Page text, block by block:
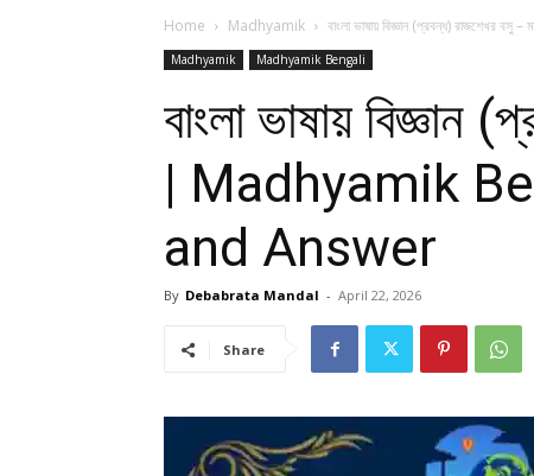
Home Madhyamik বাংলা ভাষায় বিজ্ঞান (প্রবন্ধ) রাজশেখর বসু
Madhyamik Madhyamik Bengali
বাংলা ভাষায়
| Madhyamik
and Answer
By Debabrata Mandal - April 22, 2026
Share